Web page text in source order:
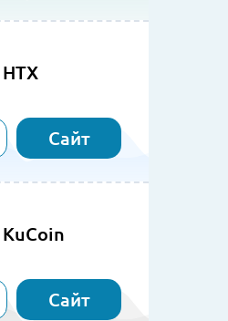
HTX
Сайт
KuCoin
Сайт